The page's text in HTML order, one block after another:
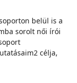
belül is a
sorolt női írói
célja,